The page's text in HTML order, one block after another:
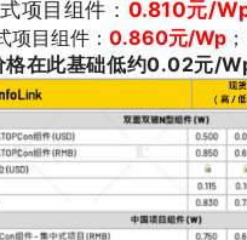
项目组件： 0.810元/
项目组件：0.860元/Wp ；
格在此基础低约0.02元/